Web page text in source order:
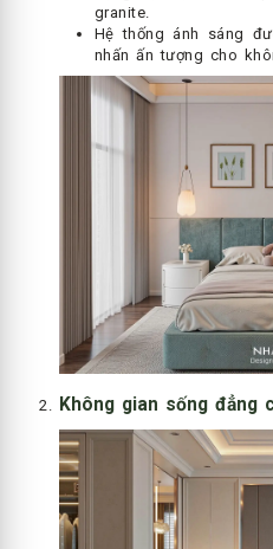
granite.
Hệ thống ánh sáng
nhấn ấn tượng cho
Không gian sống đẳng